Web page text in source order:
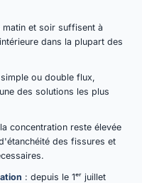
matin et soir suffisent à
dans la plupart des
ou double flux,
des solutions les plus
concentration reste élevée
des fissures et
: depuis le 1ᵉʳ juillet